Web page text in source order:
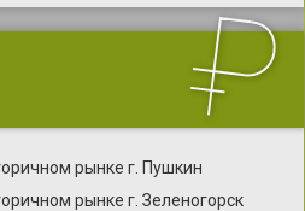
рынке г. Пушкин
рынке г. Зеленогорск